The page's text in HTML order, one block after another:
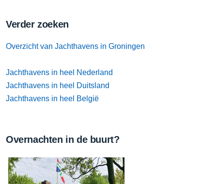
Verder zoeken
Overzicht van Jachthavens in Groningen
Jachthavens in heel Nederland
Jachthavens in heel Duitsland
Jachthavens in heel België
Overnachten in de buurt?